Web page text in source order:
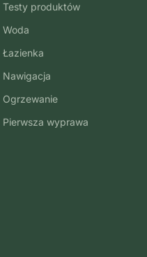
Testy produktów
Woda
Łazienka
Nawigacja
Ogrzewanie
Pierwsza wyprawa